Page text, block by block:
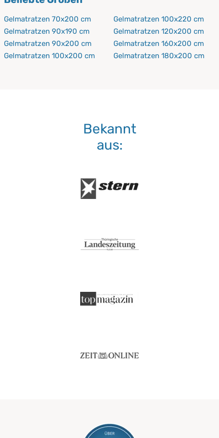
Gelmatratzen 70x200 cm
Gelmatratzen 90x190 cm
Gelmatratzen 90x200 cm
Gelmatratzen 100x200 cm
Gelmatratzen 100x220 cm
Gelmatratzen 120x200 cm
Gelmatratzen 160x200 cm
Gelmatratzen 180x200 cm
Bekannt
aus: